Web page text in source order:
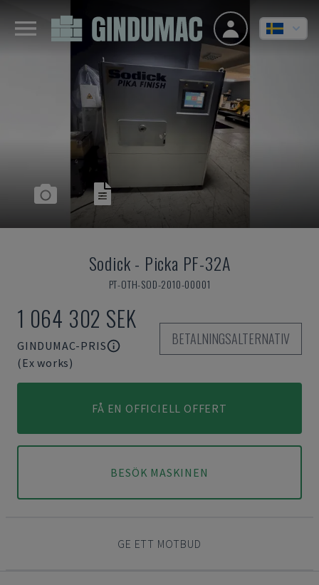
Sodick- Picka PF-32A
PT-OTH-SOD-2010-00001
1 064 302 SEK
GINDUMAC-PRIS
(Ex works)
BETALNINGSALTERNATIV
FÅ EN OFFICIELL OFFERT
BESÖK MASKINEN
GE ETT MOTBUD